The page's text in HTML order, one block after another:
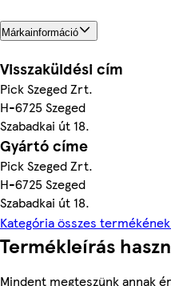
Márkainformáció
Visszaküldési cím
Pick Szeged Zrt.
H-6725 Szeged
Szabadkai út 18.
Gyártó címe
Pick Szeged Zrt.
H-6725 Szeged
Szabadkai út 18.
Kategória összes
Termékleírás
Mindent megteszünk annak